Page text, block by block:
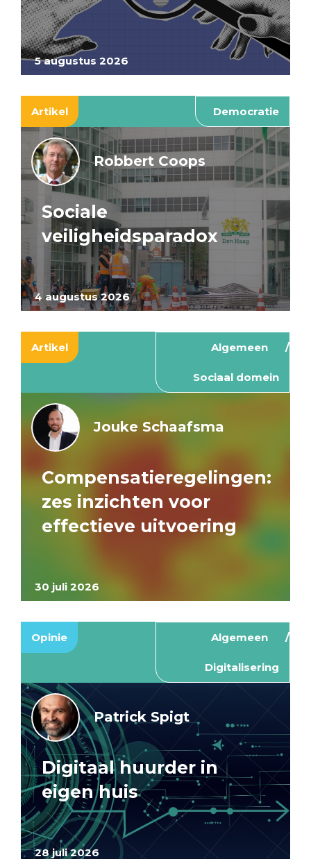
5 augustus 2026
Artikel Democratie
4 augustus 2026
Robbert Coops
Sociale
veiligheidsparadox
Artikel Algemeen
Sociaal domein
30 juli 2026
Jouke Schaafsma
Compensatieregelingen:
zes inzichten voor
effectieve uitvoering
Opinie Algemeen
Digitalisering
28 juli 2026
Patrick Spigt
Digitaal huurder in
eigen huis